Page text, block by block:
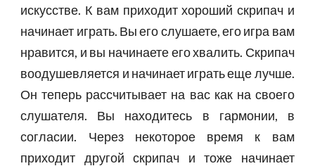
искусстве. К вам приходит хороший скрипач и
начинает играть. Вы его слушаете, его игра вам
нравится, и вы начинаете его хвалить. Скрипач
воодушевляется и начинает играть еще лучше.
Он теперь рассчитывает на вас как на своего
слушателя. Вы находитесь в гармонии, в
согласии. Через некоторое время к вам
приходит другой скрипач и тоже начинает